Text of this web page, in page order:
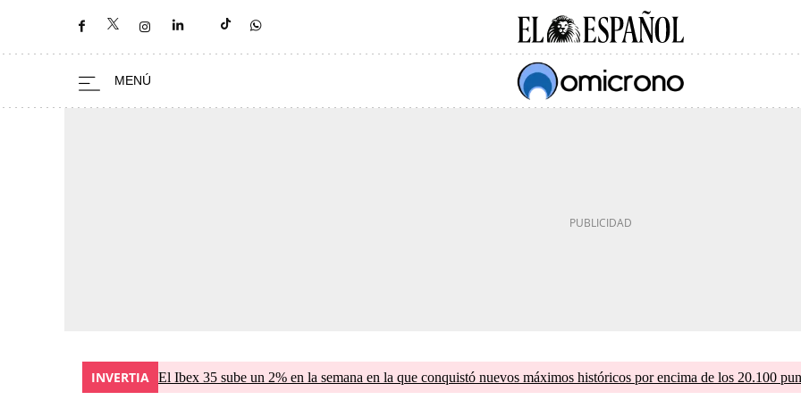
INVERTIA El Ibex 35 sube un 2% en la semana en la que conquistó nuevos máximos históricos por encima de los 20.100